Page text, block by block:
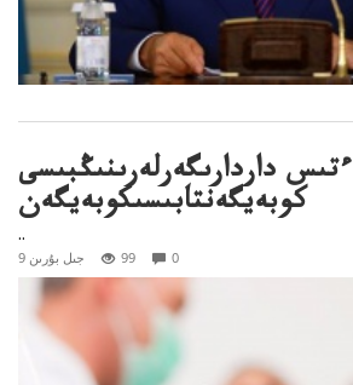
ءتىس داردارىگەرلەرىنىڭبىسى
كوبەيگەنتابىسىكوبەيگەن
..
9 جىل بۇرىن 99 0